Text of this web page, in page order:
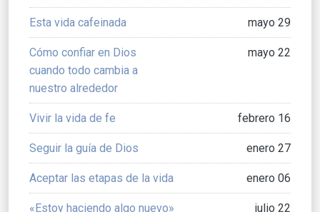
Esta vida cafeinada mayo 29
Cómo confiar en Dios
cuando todo cambia a
nuestro alrededor
mayo 22
Vivir la vida de fe febrero 16
Seguir la guía de Dios enero 27
Aceptar las etapas de la vida enero 06
«Estoy haciendo algo nuevo» julio 22